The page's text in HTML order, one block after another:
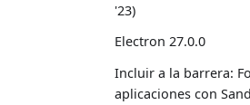
'23)
Electron 27.0.0
Incluir a la barrera:
aplicaciones con